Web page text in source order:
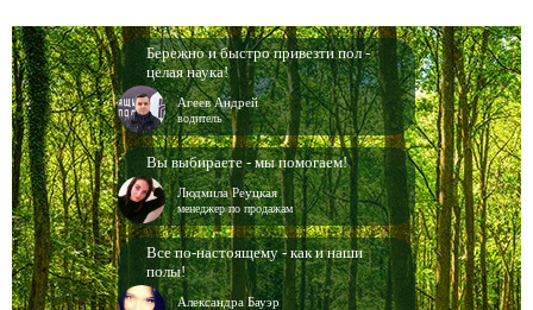
Бережно и быстро привезти пол -
целая наука!
Агеев Андрей
водитель
Вы выбираете - мы помогаем!
Людмила Реуцкая
менеджер по продажам
Все по-настоящему - как и наши
полы!
Александра Бауэр